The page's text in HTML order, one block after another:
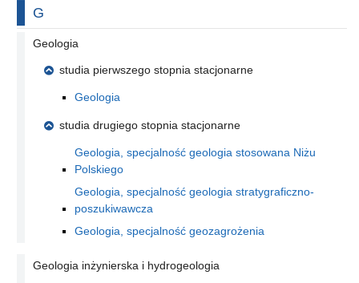
Na literę
G
Geologia
studia pierwszego stopnia stacjonarne
Geologia
studia drugiego stopnia stacjonarne
Geologia, specjalność geologia stosowana Niżu
Polskiego
Geologia, specjalność geologia stratygraficzno-
poszukiwawcza
Geologia, specjalność geozagrożenia
Geologia inżynierska i hydrogeologia